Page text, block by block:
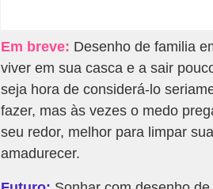
Em breve: Desenho de familia
viver em sua casca e a sair
seja hora de considerá-lo
fazer, mas às vezes o medo
seu redor, melhor para limpar
amadurecer.